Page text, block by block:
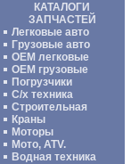
КАТАЛОГИ
ЗАПЧАСТЕЙ
Легковые авто
Грузовые авто
ОЕМ легковые
OEM грузовые
Погрузчики
С/х техника
Строительная
Краны
Моторы
Мото, ATV.
Водная техника